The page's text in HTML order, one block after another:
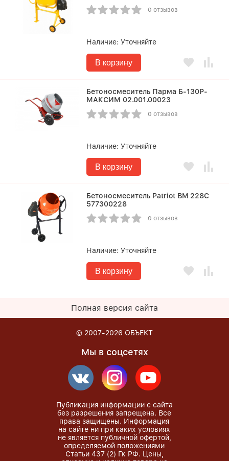
0 отзывов
Наличие:Уточняйте
В корзину
Бетоносмеситель Парма Б-130Р-
МАКСИМ 02.001.00023
0 отзывов
Наличие:Уточняйте
В корзину
Бетоносмеситель Patriot BM 228C
577300228
0 отзывов
Наличие:Уточняйте
В корзину
Полная версия сайта
© 2007-2026 ОБЪЕКТ
Мы в соцсетях
Публикация информации с сайта
без разрешения запрещена. Все
права защищены. Информация
на сайте ни при каких условиях
не является публичной офертой,
определяемой положениями
Статьи 437 (2) Гк РФ. Цены,